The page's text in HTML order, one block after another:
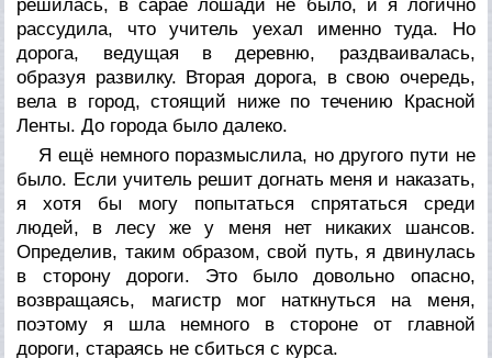
решилась, в сарае лошади не было, и я логично
рассудила, что учитель уехал именно туда. Но
дорога, ведущая в деревню, раздваивалась,
образуя развилку. Вторая дорога, в свою очередь,
вела в город, стоящий ниже по течению Красной
Ленты. До города было далеко.
Я ещё немного поразмыслила, но другого пути не
было. Если учитель решит догнать меня и наказать,
я хотя бы могу попытаться спрятаться среди
людей, в лесу же у меня нет никаких шансов.
Определив, таким образом, свой путь, я двинулась
в сторону дороги. Это было довольно опасно,
возвращаясь, магистр мог наткнуться на меня,
поэтому я шла немного в стороне от главной
дороги, стараясь не сбиться с курса.